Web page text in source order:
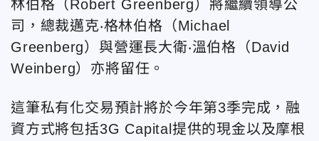
林伯格（Robert Greenberg）將繼續領導公
司，總裁邁克‧格林伯格（Michael
Greenberg）與營運長大衛‧溫伯格（David
Weinberg）亦將留任。
這筆私有化交易預計將於今年第3季完成，融
資方式將包括3G Capital提供的現金以及摩根